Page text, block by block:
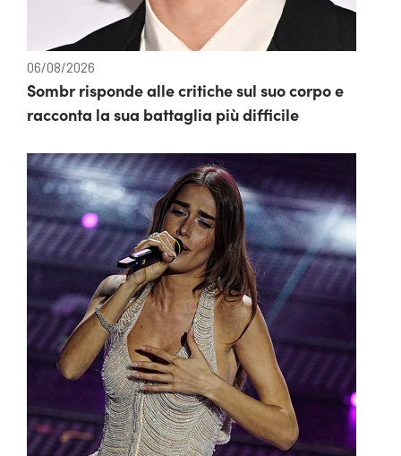
06/08/2026
Sombr risponde alle critiche sul suo corpo e
racconta la sua battaglia più difficile